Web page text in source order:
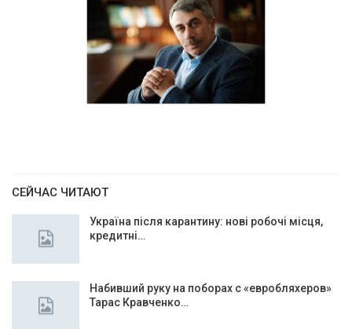
СЕЙЧАС ЧИТАЮТ
Україна після карантину: нові робочі місця,
кредитні…
Набивший руку на поборах с «евробляхеров»
Тарас Кравченко…